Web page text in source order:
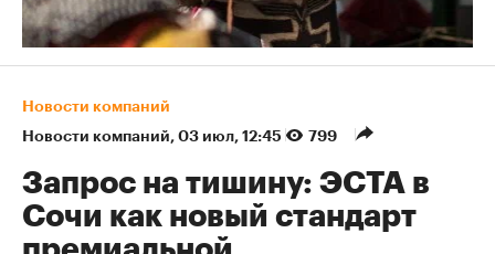
Новости компаний
Новости компаний⁠, 03 июл, 12:45 799
Запрос на тишину: ЭСТА в
Сочи как новый стандарт